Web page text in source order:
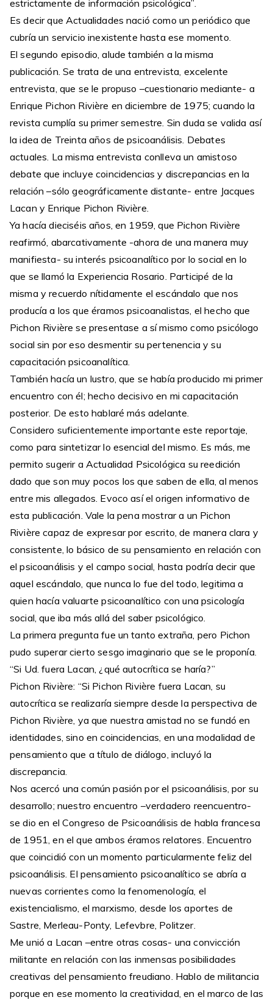
estrictamente de información psicológica”.
Es decir que Actualidades nació como un periódico que
cubría un servicio inexistente hasta ese momento.
El segundo episodio, alude también a la misma
publicación. Se trata de una entrevista, excelente
entrevista, que se le propuso –cuestionario mediante- a
Enrique Pichon Rivière en diciembre de 1975; cuando la
revista cumplía su primer semestre. Sin duda se valida así
la idea de Treinta años de psicoanálisis. Debates
actuales. La misma entrevista conlleva un amistoso
debate que incluye coincidencias y discrepancias en la
relación –sólo geográficamente distante- entre Jacques
Lacan y Enrique Pichon Rivière.
Ya hacía dieciséis años, en 1959, que Pichon Rivière
reafirmó, abarcativamente -ahora de una manera muy
manifiesta- su interés psicoanalítico por lo social en lo
que se llamó la Experiencia Rosario. Participé de la
misma y recuerdo nítidamente el escándalo que nos
producía a los que éramos psicoanalistas, el hecho que
Pichon Rivière se presentase a sí mismo como psicólogo
social sin por eso desmentir su pertenencia y su
capacitación psicoanalítica.
También hacía un lustro, que se había producido mi primer
encuentro con él; hecho decisivo en mi capacitación
posterior. De esto hablaré más adelante.
Considero suficientemente importante este reportaje,
como para sintetizar lo esencial del mismo. Es más, me
permito sugerir a Actualidad Psicológica su reedición
dado que son muy pocos los que saben de ella, al menos
entre mis allegados. Evoco así el origen informativo de
esta publicación. Vale la pena mostrar a un Pichon
Rivière capaz de expresar por escrito, de manera clara y
consistente, lo básico de su pensamiento en relación con
el psicoanálisis y el campo social, hasta podría decir que
aquel escándalo, que nunca lo fue del todo, legitima a
quien hacía valuarte psicoanalítico con una psicología
social, que iba más allá del saber psicológico.
La primera pregunta fue un tanto extraña, pero Pichon
pudo superar cierto sesgo imaginario que se le proponía.
“Si Ud. fuera Lacan, ¿qué autocrítica se haría?”
Pichon Rivière: “Si Pichon Rivière fuera Lacan, su
autocrítica se realizaría siempre desde la perspectiva de
Pichon Rivière, ya que nuestra amistad no se fundó en
identidades, sino en coincidencias, en una modalidad de
pensamiento que a título de diálogo, incluyó la
discrepancia.
Nos acercó una común pasión por el psicoanálisis, por su
desarrollo; nuestro encuentro –verdadero reencuentro-
se dio en el Congreso de Psicoanálisis de habla francesa
de 1951, en el que ambos éramos relatores. Encuentro
que coincidió con un momento particularmente feliz del
psicoanálisis. El pensamiento psicoanalítico se abría a
nuevas corrientes como la fenomenología, el
existencialismo, el marxismo, desde los aportes de
Sastre, Merleau-Ponty, Lefevbre, Politzer.
Me unió a Lacan –entre otras cosas- una convicción
militante en relación con las inmensas posibilidades
creativas del pensamiento freudiano. Hablo de militancia
porque en ese momento la creatividad, en el marco de las